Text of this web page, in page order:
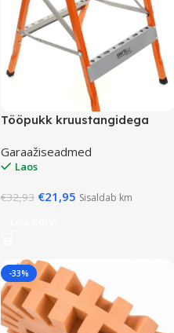
Tööpukk kruustangidega
Garaažiseadmed
Laos
€32,93 €21,95 Sisaldab km
-33%